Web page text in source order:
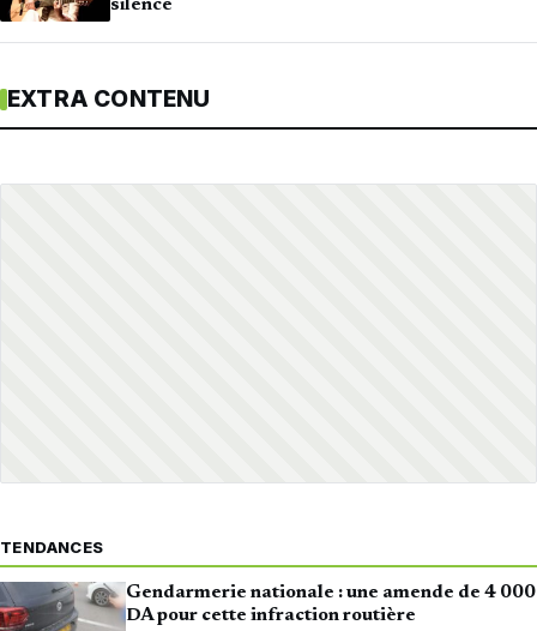
silence
EXTRA CONTENU
TENDANCES
Gendarmerie nationale : une amende de 4 000
DA pour cette infraction routière